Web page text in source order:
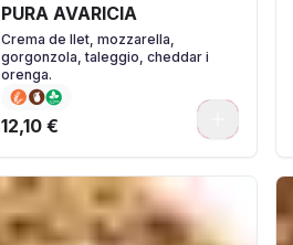
PURA AVARICIA
Crema de llet, mozzarella,
gorgonzola, taleggio, cheddar i
orenga.
12,10 €